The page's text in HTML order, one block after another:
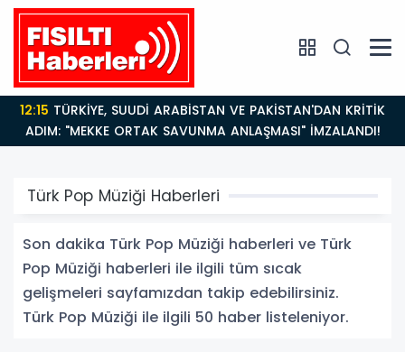
14:21BAKAN GÜRLEK’TEN TİGAD ÇALIŞTAYINDA Çarpıcı
AÇIKLAMALAR: "Pazar Günü Yeni Bir Aydınlığa
Uyanacağız"
Türk Pop Müziği Haberleri
Son dakika Türk Pop Müziği haberleri ve Türk
Pop Müziği haberleri ile ilgili tüm sıcak
gelişmeleri sayfamızdan takip edebilirsiniz.
Türk Pop Müziği ile ilgili 50 haber listeleniyor.